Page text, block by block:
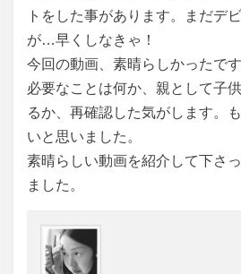
トをした事があります。まだデ
が…早くしなきゃ！
今回の動画、素晴らしかったで
必要なことは何か、親として子
るか、再確認した気がします。
いと思いました。
素晴らしい動画を紹介して下さ
ました。